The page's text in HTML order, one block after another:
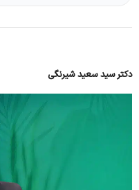
دکتر سید سعید شیرنگی